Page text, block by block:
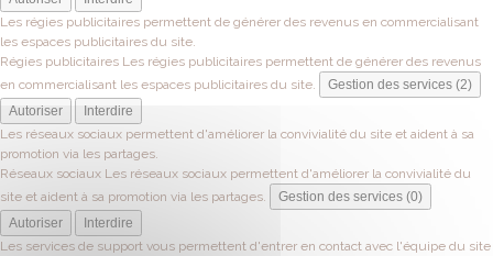
Les régies publicitaires permettent de générer des revenus en commercialisant
les espaces publicitaires du site.
Régies publicitaires Les régies publicitaires permettent de générer des revenus
en commercialisant les espaces publicitaires du site.
Gestion des services (2)
Autoriser
Interdire
Les réseaux sociaux permettent d'améliorer la convivialité du site et aident à sa
promotion via les partages.
Réseaux sociaux Les réseaux sociaux permettent d'améliorer la convivialité du
site et aident à sa promotion via les partages.
Gestion des services (0)
Autoriser
Interdire
Les services de support vous permettent d'entrer en contact avec l'équipe du site